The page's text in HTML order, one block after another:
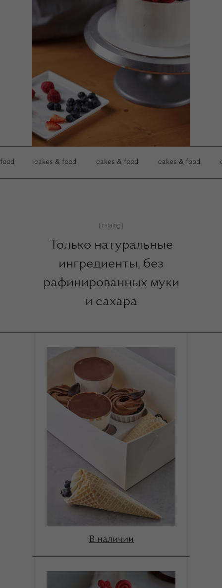
cakes & food cakes & food
cakes & food
[ catalog ]
Только натуральные
ингредиенты, без
рафинированных муки
и сахара
В наличии